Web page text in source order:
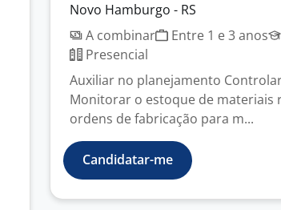
Novo Hamburgo - RS
A combinar
Entre 1 e 3 anos
Presencial
Auxiliar no planejamento
Monitorar o estoque de materiais
ordens de fabricação para m...
Candidatar-me